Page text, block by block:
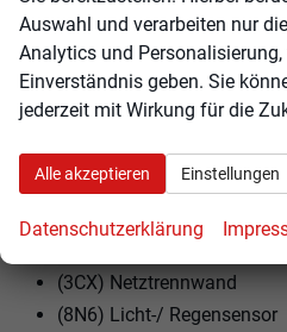
(6I6) Spurhalteassistent
Stauassistent
(CF4) Leichtmetallräder
18"" - 4 Stk.
(JX1) Mit
(7UY) Navigationssystem
(8DG)
(3CX) Netztrennwand
(8N6) Licht-/ Regensensor
Auswahl und verarbeiten nur
Analytics und
Einverständnis geben. Sie
jederzeit mit Wirkung für die
Alle akzeptieren Einstellungen
Datenschutzerklärung